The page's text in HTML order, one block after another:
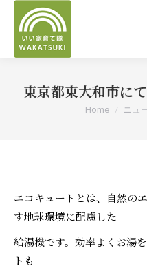
東京都東大和市に
You are
Home ニュ
エコキュートとは、自然の
す地球環境に配慮した
給湯機です。効率よくお湯
トも